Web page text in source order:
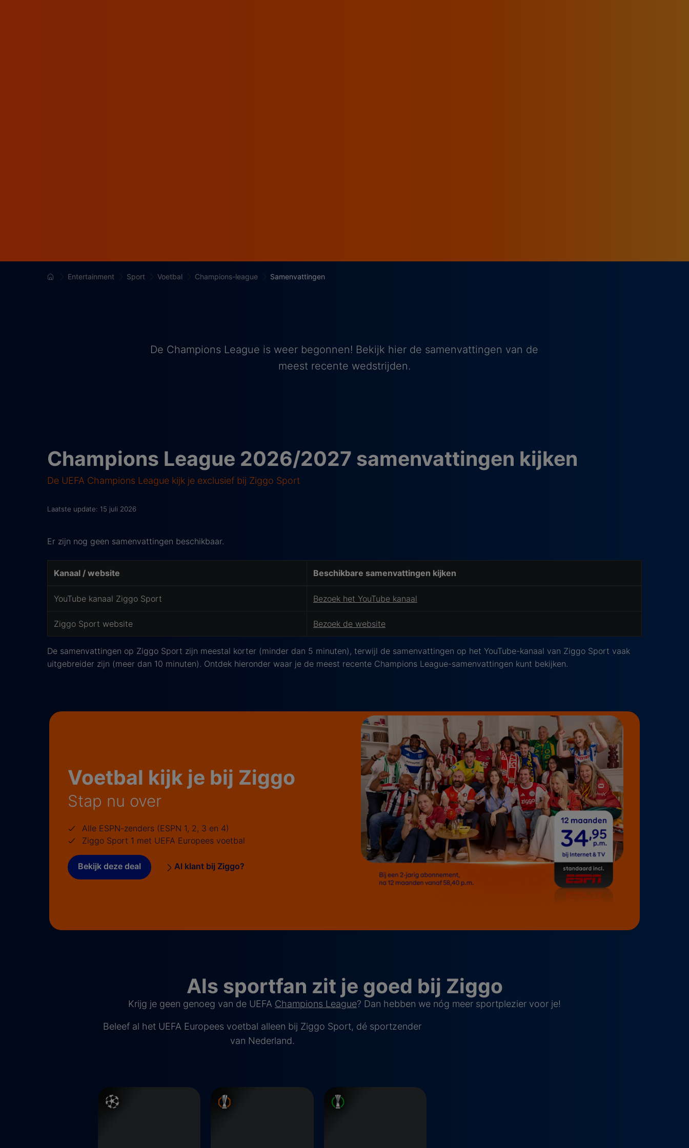
Entertainment Sport Voetbal Champions-league Samenvattingen
De Champions League is weer begonnen! Bekijk hier de samenvattingen van de
meest recente wedstrijden.
Champions League 2026/2027 samenvattingen kijken
De UEFA Champions League kijk je exclusief bij Ziggo Sport
Laatste update: 15 juli 2026
Er zijn nog geen samenvattingen beschikbaar.
Kanaal / website Beschikbare samenvattingen kijken
YouTube kanaal Ziggo Sport Bezoek het YouTube kanaal
Ziggo Sport website Bezoek de website
De samenvattingen op Ziggo Sport zijn meestal korter (minder dan 5 minuten), terwijl de samenvattingen op het YouTube-kanaal van Ziggo Sport vaak
uitgebreider zijn (meer dan 10 minuten). Ontdek hieronder waar je de meest recente Champions League-samenvattingen kunt bekijken.
Voetbal kijk je bij Ziggo
Stap nu over
Alle ESPN-zenders (ESPN 1, 2, 3 en 4)
Ziggo Sport 1 met UEFA Europees voetbal
Bekijk deze deal Al klant bij Ziggo?
Als sportfan zit je goed bij Ziggo
Krijg je geen genoeg van de UEFA Champions League? Dan hebben we nóg meer sportplezier voor je!
Beleef al het UEFA Europees voetbal alleen bij Ziggo Sport, dé sportzender
van Nederland.
Champions League Europa League Conference League